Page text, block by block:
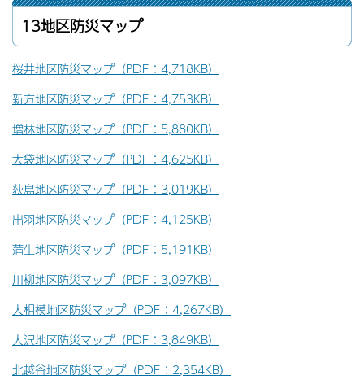
13地区防災マップ
桜井地区防災マップ（PDF：4,718KB）
新方地区防災マップ（PDF：4,753KB）
増林地区防災マップ（PDF：5,880KB）
大袋地区防災マップ（PDF：4,625KB）
荻島地区防災マップ（PDF：3,019KB）
出羽地区防災マップ（PDF：4,125KB）
蒲生地区防災マップ（PDF：5,191KB）
川柳地区防災マップ（PDF：3,097KB）
大相模地区防災マップ（PDF：4,267KB）
大沢地区防災マップ（PDF：3,849KB）
北越谷地区防災マップ（PDF：2,354KB）